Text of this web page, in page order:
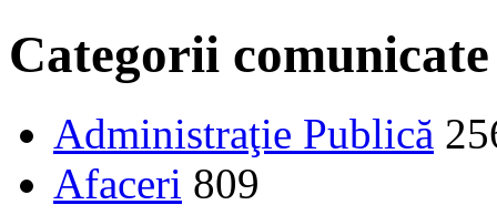
Categorii comunicate
Administraţie Publică
Afaceri 809